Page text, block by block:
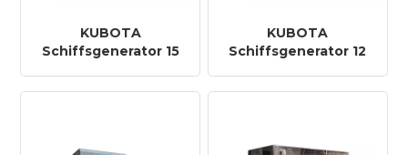
KUBOTA
Schiffsgenerator 15
KUBOTA
Schiffsgenerator 12